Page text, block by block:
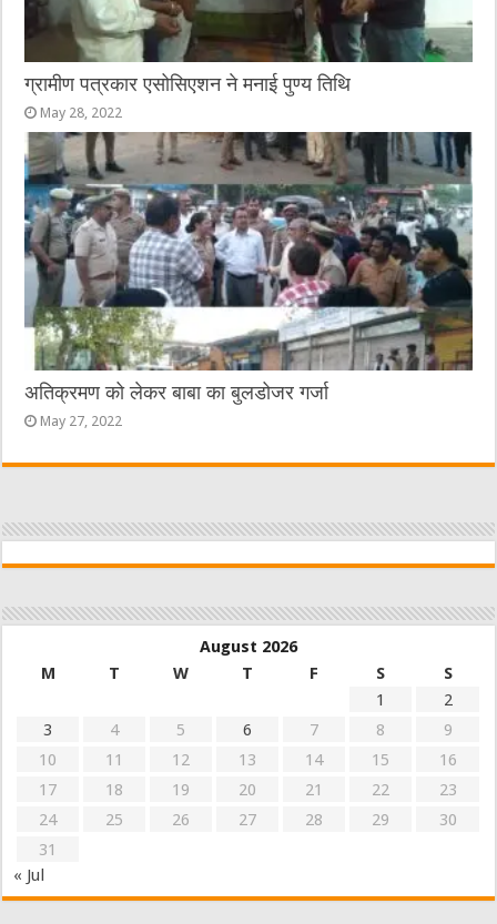
ग्रामीण पत्रकार एसोसिएशन ने मनाई पुण्य तिथि
May 28, 2022
अतिक्रमण को लेकर बाबा का बुलडोजर गर्जा
May 27, 2022
August 2026
M
T W T F S
S
1
2
3
4 5 6 7 8
9
10
11 12 13 14 15
16
17
18 19 20 21 22
23
24
25 26 27 28 29
30
31
« Jul